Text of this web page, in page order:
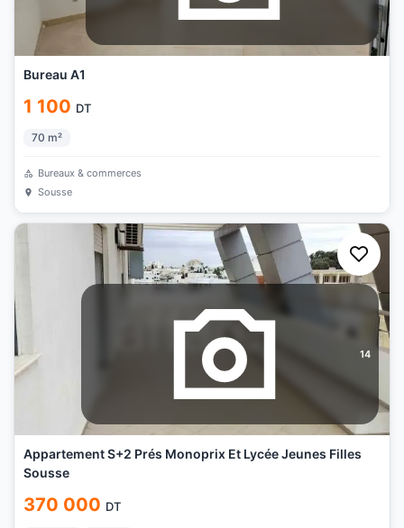
Bureau A1
1 100 DT
70 m²
Bureaux & commerces
Sousse
14
Appartement S+2 Prés Monoprix Et Lycée Jeunes Filles
Sousse
370 000 DT